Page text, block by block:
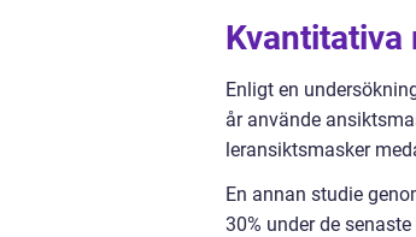
Kvantitativa
Enligt en
år använde
leransiktsmasker
En annan studie
30% under de